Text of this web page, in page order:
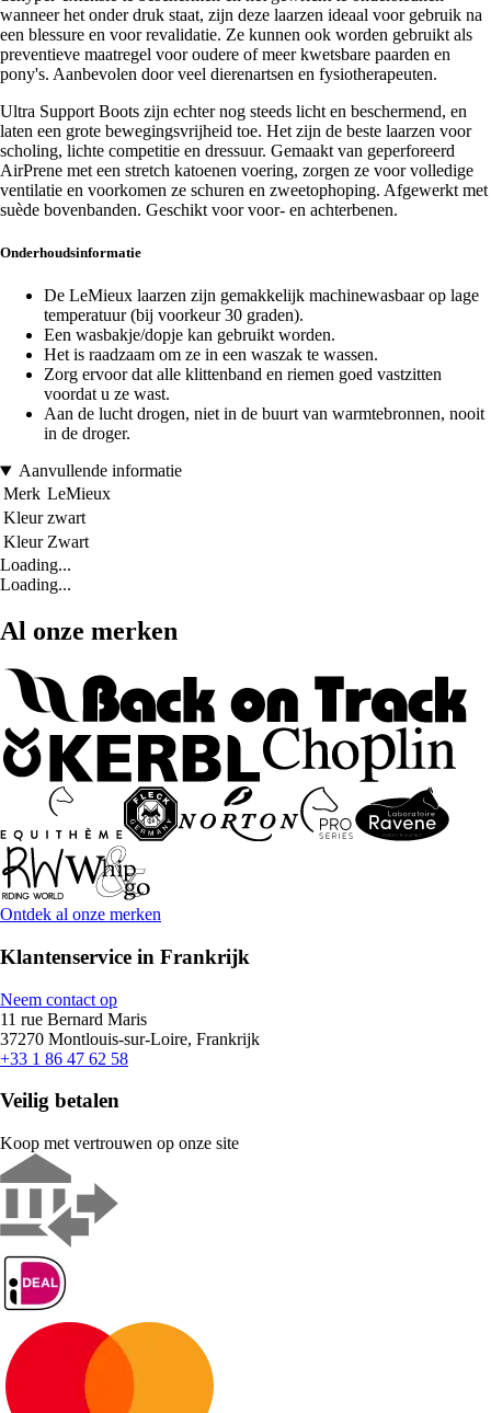
wanneer het onder druk staat, zijn deze laarzen ideaal voor gebruik na
een blessure en voor revalidatie. Ze kunnen ook worden gebruikt als
preventieve maatregel voor oudere of meer kwetsbare paarden en
pony's. Aanbevolen door veel dierenartsen en fysiotherapeuten.
Ultra Support Boots zijn echter nog steeds licht en beschermend, en
laten een grote bewegingsvrijheid toe. Het zijn de beste laarzen voor
scholing, lichte competitie en dressuur. Gemaakt van geperforeerd
AirPrene met een stretch katoenen voering, zorgen ze voor volledige
ventilatie en voorkomen ze schuren en zweetophoping. Afgewerkt met
suède bovenbanden. Geschikt voor voor- en achterbenen.
Onderhoudsinformatie
De LeMieux laarzen zijn gemakkelijk machinewasbaar op lage
temperatuur (bij voorkeur 30 graden).
Een wasbakje/dopje kan gebruikt worden.
Het is raadzaam om ze in een waszak te wassen.
Zorg ervoor dat alle klittenband en riemen goed vastzitten
voordat u ze wast.
Aan de lucht drogen, niet in de buurt van warmtebronnen, nooit
in de droger.
Aanvullende informatie
Merk LeMieux
Kleur zwart
Kleur Zwart
Loading...
Loading...
Al onze merken
Ontdek al onze merken
Klantenservice in Frankrijk
Neem contact op
11 rue Bernard Maris
37270 Montlouis-sur-Loire, Frankrijk
+33 1 86 47 62 58
Veilig betalen
Koop met vertrouwen op onze site